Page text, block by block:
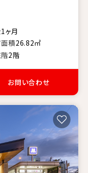
1ヶ月
積26.82㎡
2階
お問い合わせ